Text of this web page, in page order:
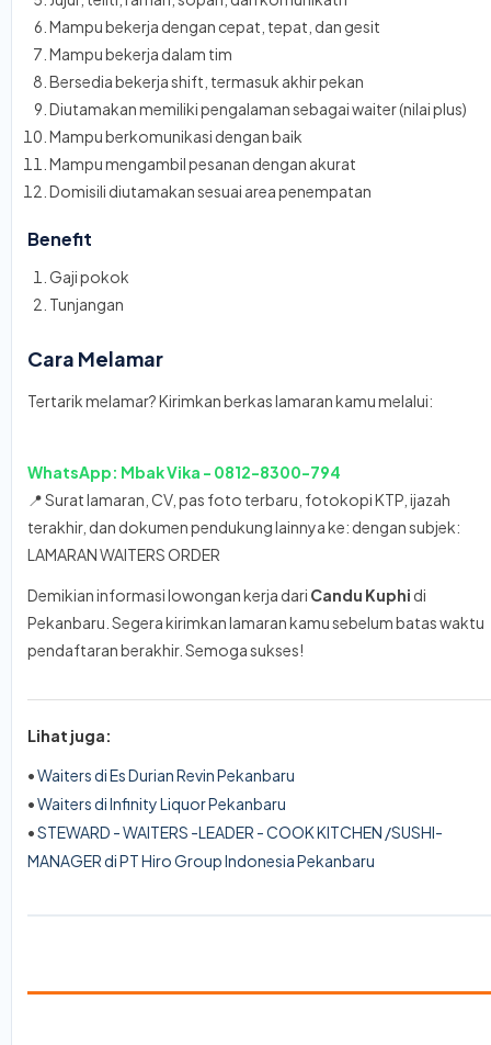
Mampu bekerja dengan cepat, tepat, dan gesit
Mampu bekerja dalam tim
Bersedia bekerja shift, termasuk akhir pekan
Diutamakan memiliki pengalaman sebagai waiter (nilai plus)
Mampu berkomunikasi dengan baik
Mampu mengambil pesanan dengan akurat
Domisili diutamakan sesuai area penempatan
Benefit
Gaji pokok
Tunjangan
Cara Melamar
Tertarik melamar? Kirimkan berkas lamaran kamu melalui:
WhatsApp: Mbak Vika - 0812-8300-794
📍 Surat lamaran, CV, pas foto terbaru, fotokopi KTP, ijazah
terakhir, dan dokumen pendukung lainnya ke: dengan subjek:
LAMARAN WAITERS ORDER
Demikian informasi lowongan kerja dari Candu Kuphi di
Pekanbaru. Segera kirimkan lamaran kamu sebelum batas waktu
pendaftaran berakhir. Semoga sukses!
Lihat juga:
•Waiters di Es Durian Revin Pekanbaru
•Waiters di Infinity Liquor Pekanbaru
•STEWARD - WAITERS -LEADER - COOK KITCHEN /SUSHI-
MANAGER di PT Hiro Group Indonesia Pekanbaru